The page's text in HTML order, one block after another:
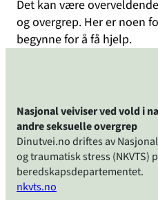
Det kan være
og overgrep. Her er noen
begynne for å få hjelp.
Nasjonal veiviser ved vold i
andre seksuelle overgrep
Dinutvei.no driftes av
og traumatisk stress (NKVTS)
beredskapsdepartementet.
nkvts.no